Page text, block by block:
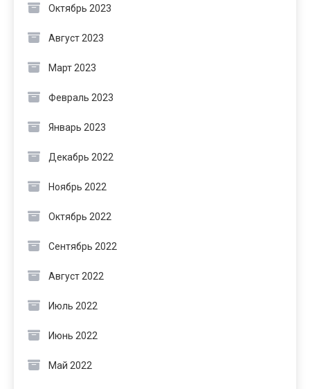
Октябрь 2023
Август 2023
Март 2023
Февраль 2023
Январь 2023
Декабрь 2022
Ноябрь 2022
Октябрь 2022
Сентябрь 2022
Август 2022
Июль 2022
Июнь 2022
Май 2022